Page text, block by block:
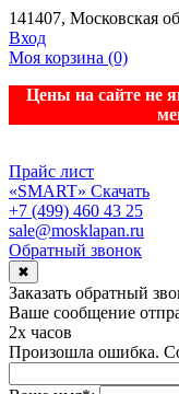
141407, Московская
Вход
Моя корзина (0)
Цены на сайте не
Прайс лист
«SMART» Скачать
+7 (499) 460 43 25
sale@mosklapan.ru
Обратный звонок
✖
Заказать обратный
Ваше сообщение
2х часов
Произошла ошибка.